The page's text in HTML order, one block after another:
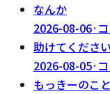
なんか
2026-08-06·
助けてください
2026-08-05·
もっきーのこと